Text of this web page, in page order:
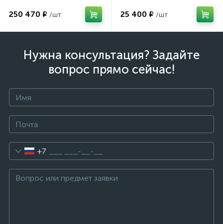
250 470 ₽ /шт
очков
25 400 ₽ /шт
Нужна консультация? Задайте
вопрос прямо сейчас!
+7